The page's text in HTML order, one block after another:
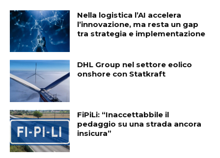
Nella logistica l’AI accelera
l’innovazione, ma resta un gap
tra strategia e implementazione
DHL Group nel settore eolico
onshore con Statkraft
FiPiLi: “Inaccettabbile il
pedaggio su una strada ancora
insicura”